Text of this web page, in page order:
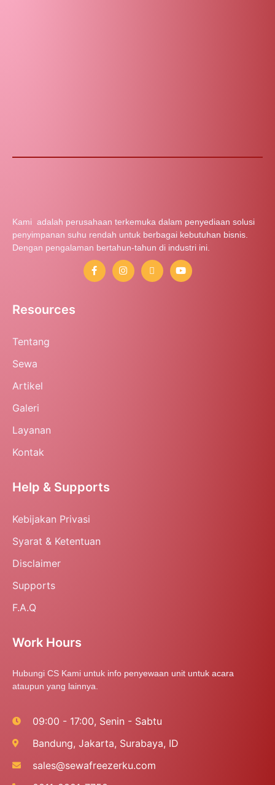
Kami adalah perusahaan terkemuka dalam penyediaan solusi
penyimpanan suhu rendah untuk berbagai kebutuhan bisnis.
Dengan pengalaman bertahun-tahun di industri ini.
Resources
Tentang
Sewa
Artikel
Galeri
Layanan
Kontak
Help & Supports
Kebijakan Privasi
Syarat & Ketentuan
Disclaimer
Supports
F.A.Q
Work Hours
Hubungi CS Kami untuk info penyewaan unit untuk acara
ataupun yang lainnya.
09:00 - 17:00, Senin - Sabtu
Bandung, Jakarta, Surabaya, ID
sales@sewafreezerku.com